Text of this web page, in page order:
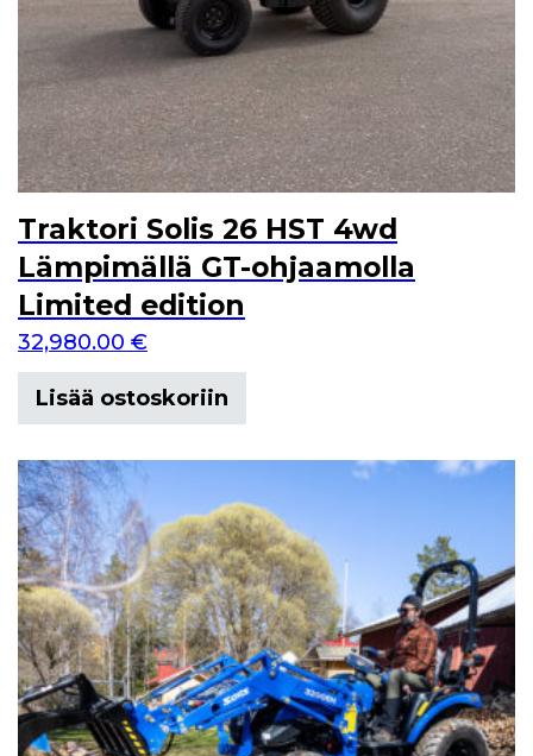
Traktori Solis 26 HST 4wd
Lämpimällä GT-ohjaamolla
Limited edition
32,980.00 €
Lisää ostoskoriin